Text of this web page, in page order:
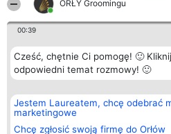
ORŁY Groomingu
00:39
Cześć, chętnie Ci pomogę! 🙂
odpowiedni temat rozmowy! 🙂
Jestem Laureatem, chcę odebrać
marketingowe
Chcę zgłosić swoją firmę do Orłów
Organizator plebiscytu
Bright Side Solutions sp. z o.
o. sp. k.
ul. Ruska 22
Plebiscyt
Laureaci
wszystkich